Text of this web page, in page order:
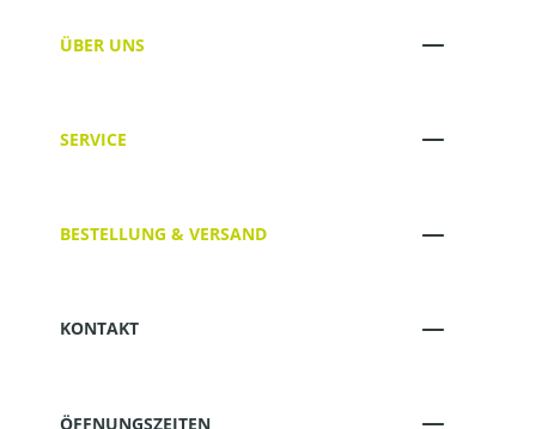
ÜBER UNS
SERVICE
BESTELLUNG & VERSAND
KONTAKT
ÖFFNUNGSZEITEN